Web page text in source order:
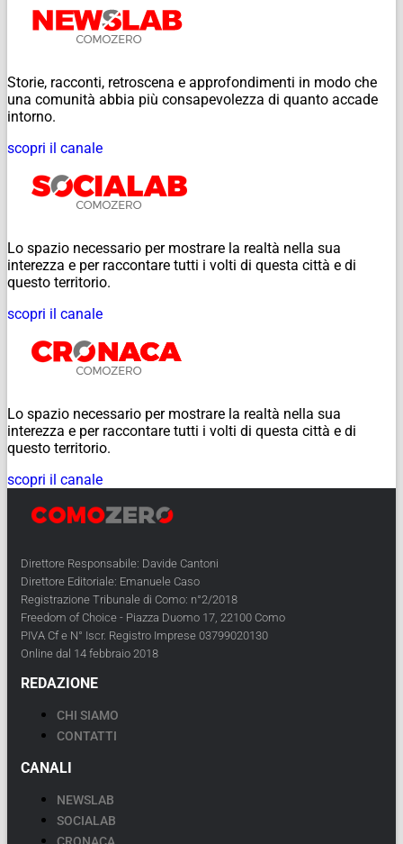
Storie, racconti, retroscena e approfondimenti in modo che
una comunità abbia più consapevolezza di quanto accade
intorno.
scopri il canale
Lo spazio necessario per mostrare la realtà nella sua
interezza e per raccontare tutti i volti di questa città e di
questo territorio.
scopri il canale
Lo spazio necessario per mostrare la realtà nella sua
interezza e per raccontare tutti i volti di questa città e di
questo territorio.
scopri il canale
Direttore Responsabile: Davide Cantoni
Direttore Editoriale: Emanuele Caso
Registrazione Tribunale di Como: n°2/2018
Freedom of Choice - Piazza Duomo 17, 22100 Como
PIVA Cf e N° Iscr. Registro Imprese 03799020130
Online dal 14 febbraio 2018
REDAZIONE
CHI SIAMO
CONTATTI
CANALI
NEWSLAB
SOCIALAB
CRONACA